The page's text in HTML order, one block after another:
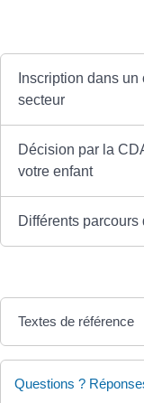
Inscription dans
secteur
Décision par la
votre enfant
Différents
Textes de référence
Questions ?